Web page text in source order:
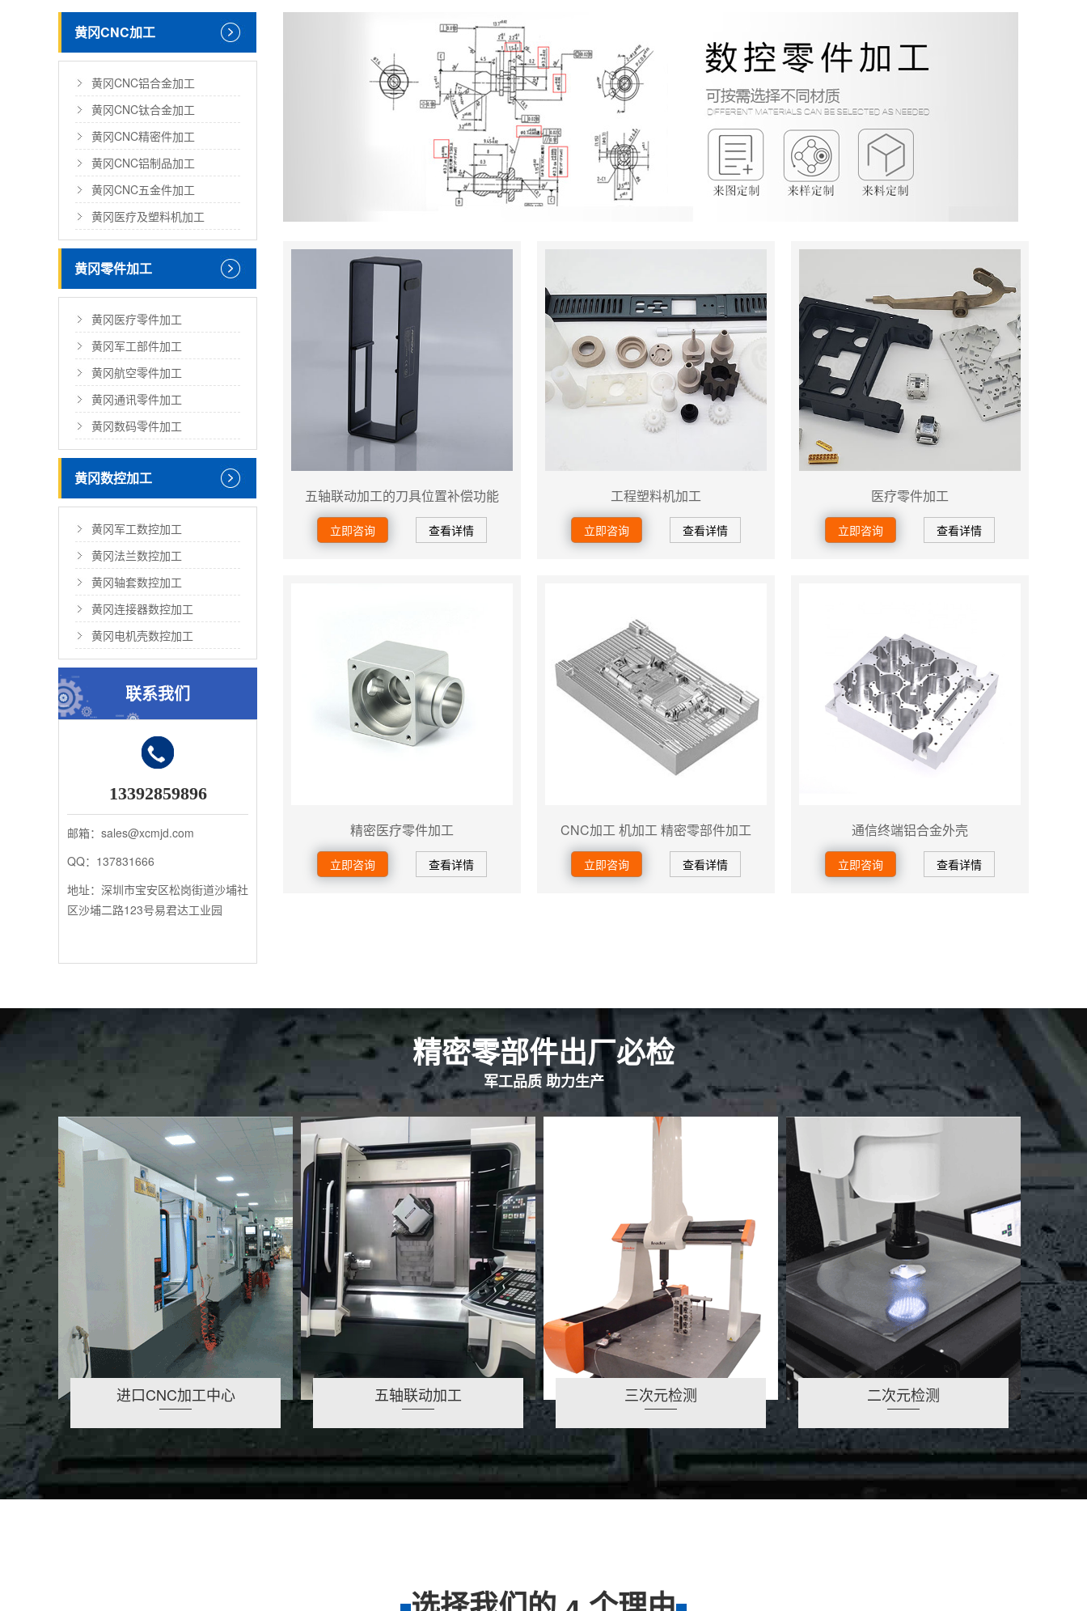
黄冈CNC加工
黄冈CNC铝合金加工
黄冈CNC钛合金加工
黄冈CNC精密件加工
黄冈CNC铝制品加工
黄冈CNC五金件加工
黄冈医疗及塑料机加工
黄冈零件加工
黄冈医疗零件加工
黄冈军工部件加工
黄冈航空零件加工
黄冈通讯零件加工
黄冈数码零件加工
黄冈数控加工
黄冈军工数控加工
黄冈法兰数控加工
黄冈轴套数控加工
黄冈连接器数控加工
黄冈电机壳数控加工
联系我们
13392859896
邮箱：sales@xcmjd.com
QQ：137831666
地址：深圳市宝安区松岗街道沙埔社
区沙埔二路123号易君达工业园
五轴联动加工的刀具位置补偿功能
立即咨询 查看详情
工程塑料机加工
立即咨询 查看详情
医疗零件加工
立即咨询 查看详情
精密医疗零件加工
立即咨询 查看详情
CNC加工 机加工 精密零部件加工
立即咨询 查看详情
通信终端铝合金外壳
立即咨询 查看详情
精密零部件出厂必检
军工品质 助力生产
进口CNC加工中心 五轴联动加工 三次元检测 二次元检测